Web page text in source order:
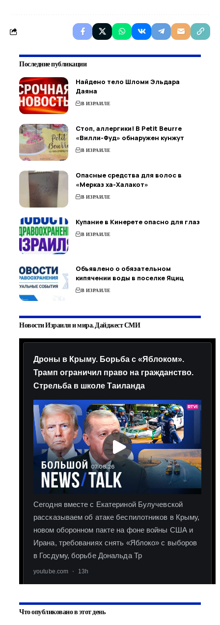
Последние публикации
Найдено тело Шломи Эльдара
Даяна
В ИЗРАИЛЕ
Стоп, аллергики! В Petit Beurre
«Вилли-Фуд» обнаружен кунжут
В ИЗРАИЛЕ
Опасные средства для волос в
«Мерказ ха-Халакот»
В ИЗРАИЛЕ
Купание в Кинерете опасно для глаз
В ИЗРАИЛЕ
Объявлено о обязательном
кипячении воды в поселке Яциц
В ИЗРАИЛЕ
Новости Израиля и мира. Дайджест СМИ
Что опубликовано в этот день